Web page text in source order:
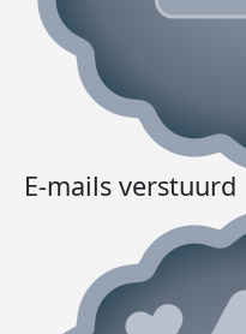
E-mails verstuurd